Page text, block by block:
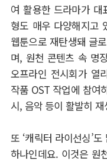
여 활용한 드라마가 대
형도 매우 다양해지고
웹툰으로 재탄생돼 글
며, 원천 콘텐츠 속 명
오프라인 전시회가 열
작품 OST 작업에 참여
시, 음악 등이 활발히
또 ‘캐릭터 라이선싱’
하나인데요. 이것은 원